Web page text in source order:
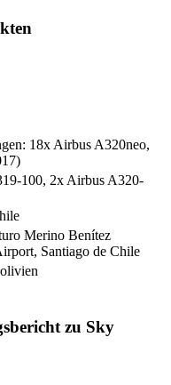
18x Airbus A320neo,
100, 2x Airbus A320-
Merino Benítez
Santiago de Chile
zu Sky